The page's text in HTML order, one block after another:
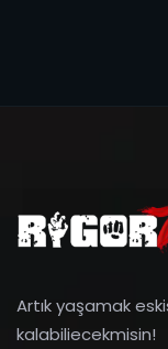
Artık yaşamak
kalabiliecekmisin!